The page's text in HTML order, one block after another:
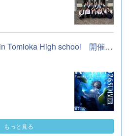
軽音部発表会 Rock in Tomioka High school 開催します
もっと見る